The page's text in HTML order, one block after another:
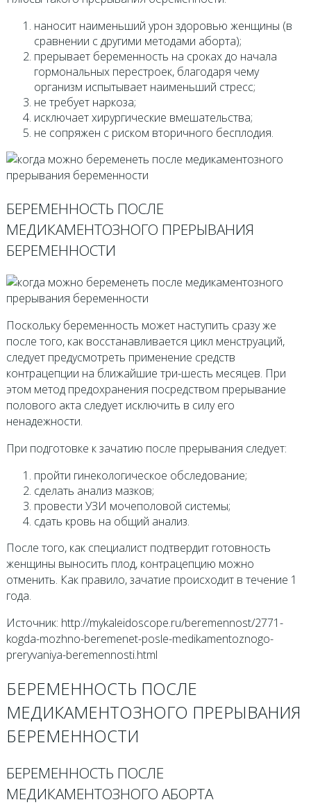
наносит наименьший урон здоровью женщины (в
сравнении с другими методами аборта);
прерывает беременность на сроках до начала
гормональных перестроек, благодаря чему
организм испытывает наименьший стресс;
не требует наркоза;
исключает хирургические вмешательства;
не сопряжен с риском вторичного бесплодия.
БЕРЕМЕННОСТЬ ПОСЛЕ
МЕДИКАМЕНТОЗНОГО ПРЕРЫВАНИЯ
БЕРЕМЕННОСТИ
Поскольку беременность может наступить сразу же
после того, как восстанавливается цикл менструаций,
следует предусмотреть применение средств
контрацепции на ближайшие три-шесть месяцев. При
этом метод предохранения посредством прерывание
полового акта следует исключить в силу его
ненадежности.
При подготовке к зачатию после прерывания следует:
пройти гинекологическое обследование;
сделать анализ мазков;
провести УЗИ мочеполовой системы;
сдать кровь на общий анализ.
После того, как специалист подтвердит готовность
женщины выносить плод, контрацепцию можно
отменить. Как правило, зачатие происходит в течение 1
года.
Источник: http://mykaleidoscope.ru/beremennost/2771-
kogda-mozhno-beremenet-posle-medikamentoznogo-
preryvaniya-beremennosti.html
БЕРЕМЕННОСТЬ ПОСЛЕ
МЕДИКАМЕНТОЗНОГО ПРЕРЫВАНИЯ
БЕРЕМЕННОСТИ
БЕРЕМЕННОСТЬ ПОСЛЕ
МЕДИКАМЕНТОЗНОГО АБОРТА